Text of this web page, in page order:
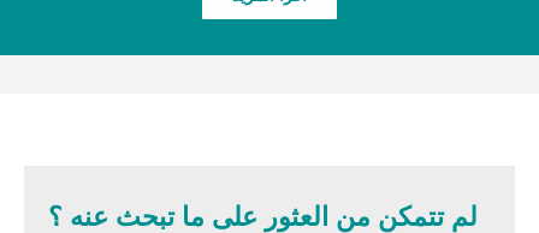
لم تتمكن من العثور على ما تبحث عنه ؟